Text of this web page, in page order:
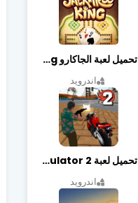
تحميل لعبة الجاكارو jackaroo king آخر إصدار
اندرويد
تحميل لعبة Vegas crime simulator 2 مهكرة اخر اصدار
اندرويد